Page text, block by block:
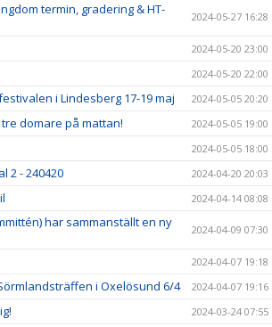
termin, gradering & HT-
2024-05-27 16:28
2024-05-20 23:00
2024-05-20 22:00
i Lindesberg 17-19 maj 2024-05-05 20:20
domare på mattan! 2024-05-05 19:00
2024-05-05 18:00
2 - 240420 2024-04-20 20:03
2024-04-14 08:08
har sammanställt en ny
2024-04-09 07:30
2024-04-07 19:18
i Oxelösund 6/4 2024-04-07 19:16
2024-03-24 07:55